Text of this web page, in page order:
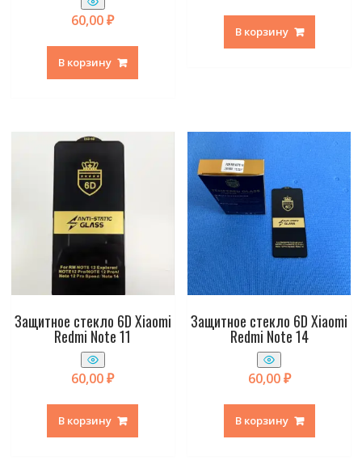
60,00₽
В корзину
В корзину
Защитное стекло 6D Xiaomi
Redmi Note 11
60,00₽
В корзину
Защитное стекло 6D Xiaomi
Redmi Note 14
60,00₽
В корзину